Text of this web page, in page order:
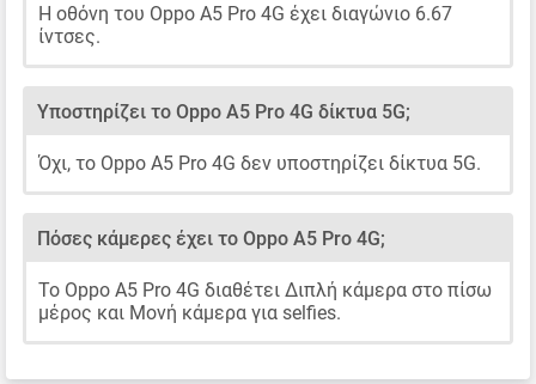
Η οθόνη του Oppo A5 Pro 4G έχει διαγώνιο 6.67
ίντσες.
Υποστηρίζει το Oppo A5 Pro 4G δίκτυα 5G;
Όχι, το Oppo A5 Pro 4G δεν υποστηρίζει δίκτυα 5G.
Πόσες κάμερες έχει το Oppo A5 Pro 4G;
Το Oppo A5 Pro 4G διαθέτει Διπλή κάμερα στο πίσω
μέρος και Μονή κάμερα για selfies.